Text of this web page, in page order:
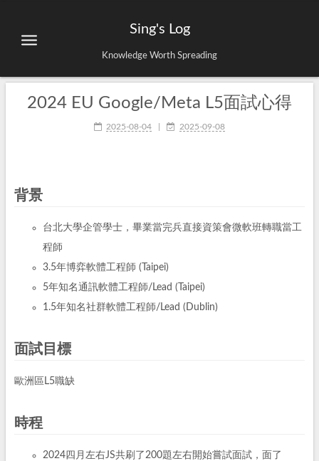
Sing's Log
Knowledge Worth Spreading
2024 EU Google/Meta L5面試心得
2025-08-04 2025-09-08
背景
台北大學企管學士，畢業當完兵直接資策會微軟班轉職當工
程師
3.5年博弈軟體工程師 (Taipei)
5年知名通訊軟體工程師/Lead (Taipei)
1.5年知名社群軟體工程師/Lead (Dublin)
面試目標
歐洲區L5職缺
時程
2024四月左右JS共刷了200題左右開始嘗試面試，面了